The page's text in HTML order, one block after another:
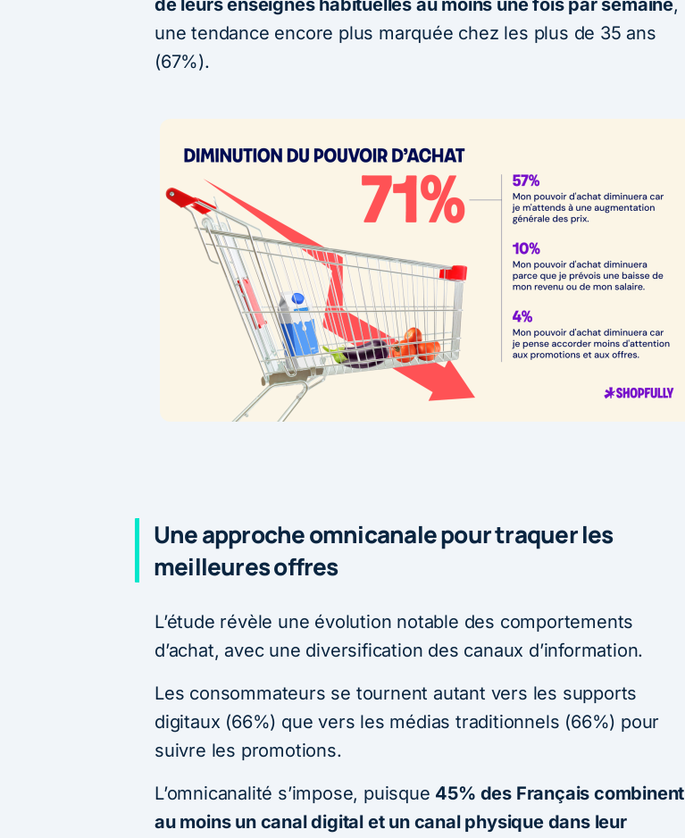
de leurs enseignes habituelles au moins une fois par semaine,
une tendance encore plus marquée chez les plus de 35 ans
(67%).
Une approche omnicanale pour traquer les
meilleures offres
L’étude révèle une évolution notable des comportements
d’achat, avec une diversification des canaux d’information.
Les consommateurs se tournent autant vers les supports
digitaux (66%) que vers les médias traditionnels (66%) pour
suivre les promotions.
L’omnicanalité s’impose, puisque 45% des Français combinent
au moins un canal digital et un canal physique dans leur